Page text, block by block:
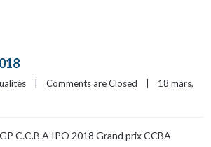
Comments are Closed
18 mars,
C.C.B.A IPO 2018 Grand prix CCBA